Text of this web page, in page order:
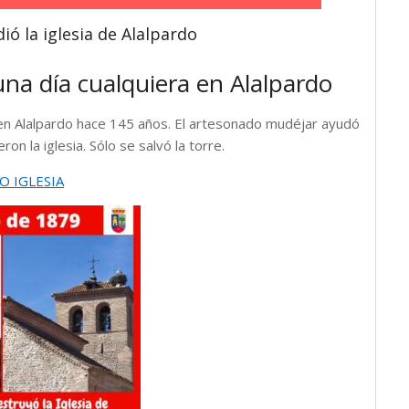
la iglesia de Alalpardo
día cualquiera en Alalpardo
Alalpardo hace 145 años. El artesonado mudéjar ayudó
la iglesia. Sólo se salvó la torre.
IGLESIA